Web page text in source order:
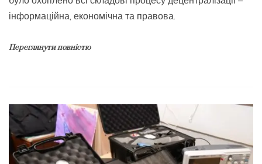
інформаційна, економічна та правова.
Переглянути повністю